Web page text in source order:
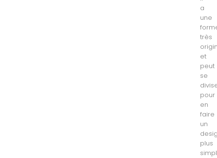
a
une
très
et
peut
se
pour
en
faire
un
plus